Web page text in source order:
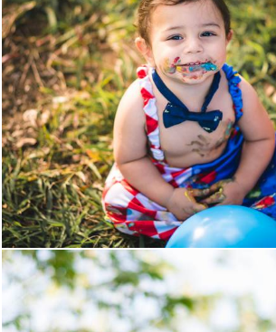
1270 105